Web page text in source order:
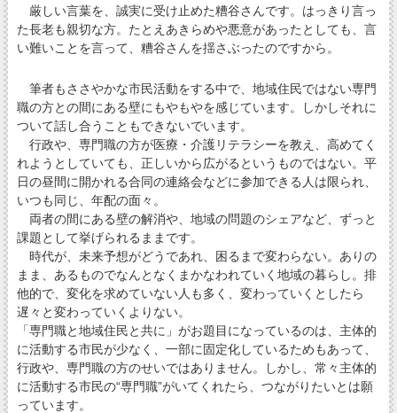
厳しい言葉を、誠実に受け止めた糟谷さんです。はっきり言っ
た長老も親切な方。たとえあきらめや悪意があったとしても、言
い難いことを言って、糟谷さんを揺さぶったのですから。
筆者もささやかな市民活動をする中で、地域住民ではない専門
職の方との間にある壁にもやもやを感じています。しかしそれに
ついて話し合うこともできないでいます。
行政や、専門職の方が医療・介護リテラシーを教え、高めてく
れようとしていても、正しいから広がるというものではない。平
日の昼間に開かれる合同の連絡会などに参加できる人は限られ、
いつも同じ、年配の面々。
両者の間にある壁の解消や、地域の問題のシェアなど、ずっと
課題として挙げられるままです。
時代が、未来予想がどうであれ、困るまで変わらない。ありの
まま、あるものでなんとなくまかなわれていく地域の暮らし。排
他的で、変化を求めていない人も多く、変わっていくとしたら
遅々と変わっていくよりない。
「専門職と地域住民と共に」がお題目になっているのは、主体的
に活動する市民が少なく、一部に固定化しているためもあって、
行政や、専門職の方のせいではありません。しかし、常々主体的
に活動する市民の“専門職”がいてくれたら、つながりたいとは願
っています。